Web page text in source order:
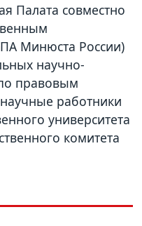
Палата совместно
Минюста России)
научно-
правовым
работники
университета
комитета